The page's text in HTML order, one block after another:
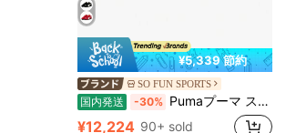
¥5,339 節約
SO FUN SPORTS
国内発送 -30% Pumaプーマ スピードキャット OG "オールタイムレッド/プーマホワイト" 398846-02
¥12,224 90+ sold